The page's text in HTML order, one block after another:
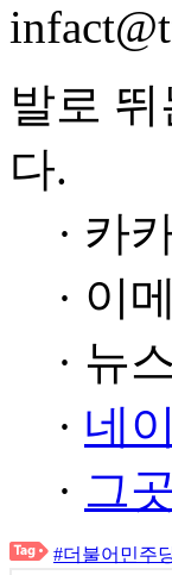
발로
다.
· 카
· 이
· 뉴
· 네
· 그
#더불어민주